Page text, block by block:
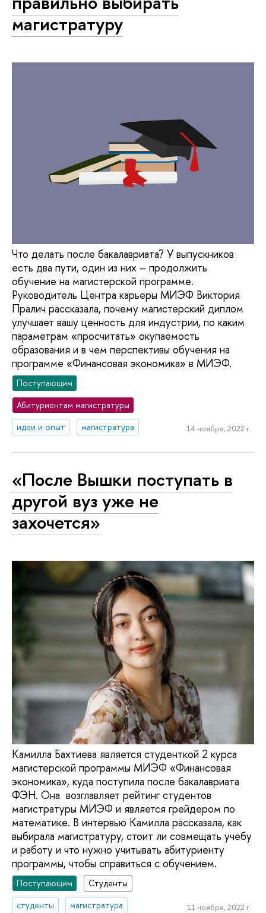
магистратуру
Что делать после бакалавриата? У выпускников
есть два пути, один из них – продолжить
обучение на магистерской программе.
Руководитель Центра карьеры МИЭФ Виктория
Пралич рассказала, почему магистерский диплом
улучшает вашу ценность для индустрии, по каким
параметрам «просчитать» окупаемость
образования и в чем перспективы обучения на
программе «Финансовая экономика» в МИЭФ.
Поступающим
Абитуриентам магистратуры
идеи и опыт
магистратура 14 ноября, 2022 г.
«После Вышки поступать в
другой вуз уже не
захочется»
Камилла Бахтиева является студенткой 2 курса
магистерской программы МИЭФ «Финансовая
экономика», куда поступила после бакалавриата
ФЭН. Она возглавляет рейтинг студентов
магистратуры МИЭФ и является грейдером по
математике. В интервью Камилла рассказала, как
выбирала магистратуру, стоит ли совмещать учебу
и работу и что нужно учитывать абитуриенту
программы, чтобы справиться с обучением.
Поступающим
Студенты
студенты
магистратура 11 ноября, 2022 г.